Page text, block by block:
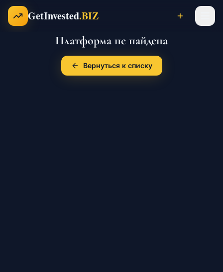
Перейти к содержимому
GetInvested.BIZ
Проекты
Платформа не найдена
Вернуться к списку